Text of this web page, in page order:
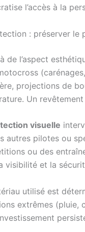
l’accès à la
: préserver le
de l’aspect
projections de
Un
visuelle
autres pilotes ou
ou des
visibilité et la
utilisé est
extrêmes (pluie,